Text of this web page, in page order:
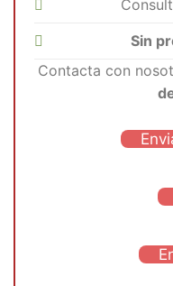
Sin
Contacta con